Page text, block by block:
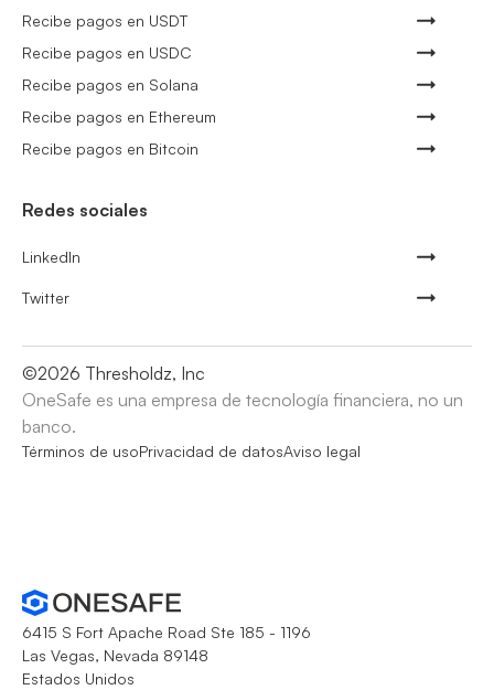
Recibe pagos en USDT
Recibe pagos en USDC
Recibe pagos en Solana
Recibe pagos en Ethereum
Recibe pagos en Bitcoin
Redes sociales
LinkedIn
Twitter
©2026 Thresholdz, Inc
OneSafe es una empresa de tecnología financiera, no un
banco.
Términos de usoPrivacidad de datosAviso legal
6415 S Fort Apache Road Ste 185 - 1196
Las Vegas, Nevada 89148
Estados Unidos